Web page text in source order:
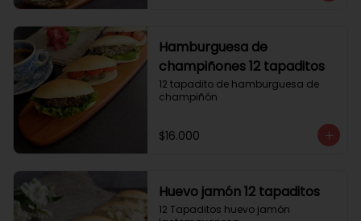
Hamburguesa de
champiñones 12 tapaditos
12 tapadito de hamburguesa de
champiñón
$16.000
Huevo jamón 12 tapaditos
12 Tapaditos huevo jamón